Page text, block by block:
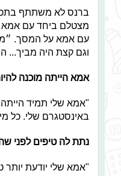
ברנס לא משתתף
מצטלם ביחד עם אמא
עם אמא על המסך.
וגם קצת היה מביך...
אמא הייתה מוכנה
"אמא שלי תמיד
באינסטגרם שלי. כל
נתת לה טיפים לפני
"אמא שלי יודעת יותר